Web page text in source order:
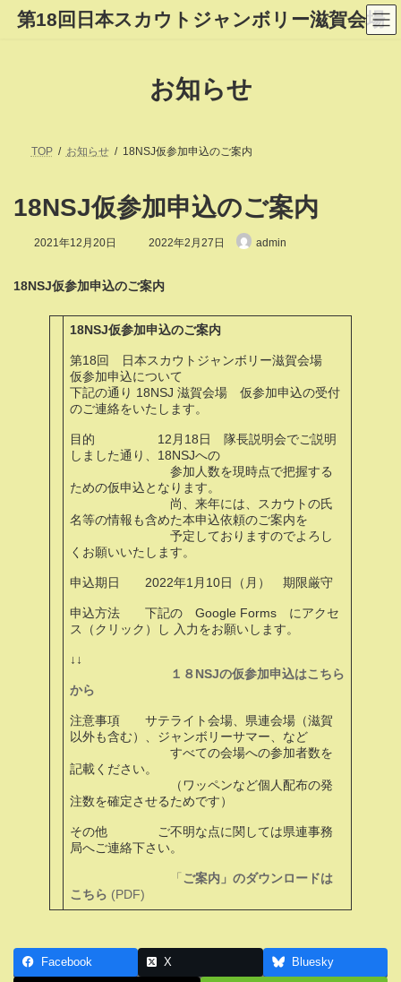
第18回日本スカウトジャンボリー滋賀会場
お知らせ
TOP お知らせ 18NSJ仮参加申込のご案内
18NSJ仮参加申込のご案内
2021年12月20日
最
新
時
:
2022年2月27日 admin
18NSJ仮参加申込のご案内
18NSJ仮参加申込のご案内
第18回 日本スカウトジャンボリー滋賀会場
仮参加申込について
下記の通り 18NSJ 滋賀会場 仮参加申込の受付
のご連絡をいたします。
目的 12月18日 隊長説明会でご説明
しました通り、18NSJへの
参加人数を現時点で把握する
ための仮申込となります。
尚、来年には、スカウトの氏
名等の情報も含めた本申込依頼のご案内を
予定しておりますのでよろし
くお願いいたします。
申込期日 2022年1月10日（月） 期限厳守
申込方法 下記の Google Forms にアクセ
ス（クリック）し 入力をお願いします。
↓↓
１８NSJの仮参加申込はこちら
から
注意事項 サテライト会場、県連会場（滋賀
以外も含む）、ジャンボリーサマー、など
すべての会場への参加者数を
記載ください。
（ワッペンなど個人配布の発
注数を確定させるためです）
その他 ご不明な点に関しては県連事務
局へご連絡下さい。
「 ご案内」のダウンロードは
こちら (PDF)
Facebook X Bluesky